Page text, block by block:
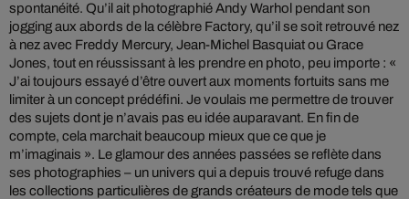
spontanéité. Qu’il ait photographié Andy Warhol pendant son
jogging aux abords de la célèbre Factory, qu’il se soit retrouvé nez
à nez avec Freddy Mercury, Jean-Michel Basquiat ou Grace
Jones, tout en réussissant à les prendre en photo, peu importe : «
J’ai toujours essayé d’être ouvert aux moments fortuits sans me
limiter à un concept prédéfini. Je voulais me permettre de trouver
des sujets dont je n’avais pas eu idée auparavant. En fin de
compte, cela marchait beaucoup mieux que ce que je
m’imaginais ». Le glamour des années passées se reflète dans
ses photographies – un univers qui a depuis trouvé refuge dans
les collections particulières de grands créateurs de mode tels que